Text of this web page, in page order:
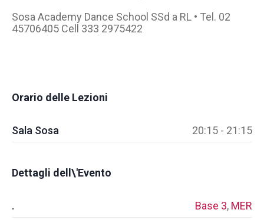
Sosa Academy Dance School SSd a RL • Tel. 02
45706405 Cell 333 2975422
Orario delle Lezioni
Sala Sosa 20:15 - 21:15
Dettagli dell\'Evento
. Base 3, MER